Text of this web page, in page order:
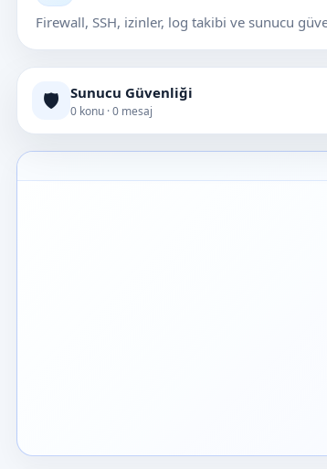
Firewall, SSH, izinler, log takibi ve sunucu
🛡️ Sunucu Güvenliği
0 konu · 0 mesaj